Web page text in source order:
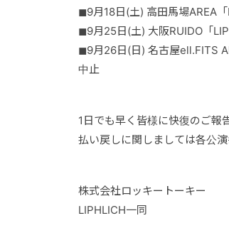
◼︎9月18日(土) 高田馬場AREA
◼︎9月25日(土) 大阪RUIDO「
◼︎9月26日(日) 名古屋ell.FITS
中止
1日でも早く皆様に快復のご報
払い戻しに関しましては各公
株式会社ロッキートーキー
LIPHLICH一同